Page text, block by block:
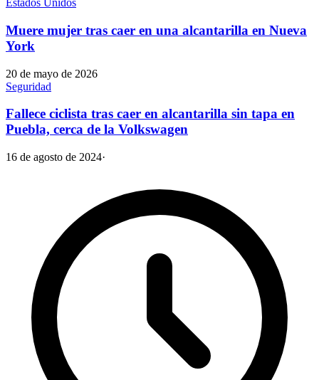
Estados Unidos
Muere mujer tras caer en una alcantarilla en Nueva
York
20 de mayo de 2026
Seguridad
Fallece ciclista tras caer en alcantarilla sin tapa en
Puebla, cerca de la Volkswagen
16 de agosto de 2024·